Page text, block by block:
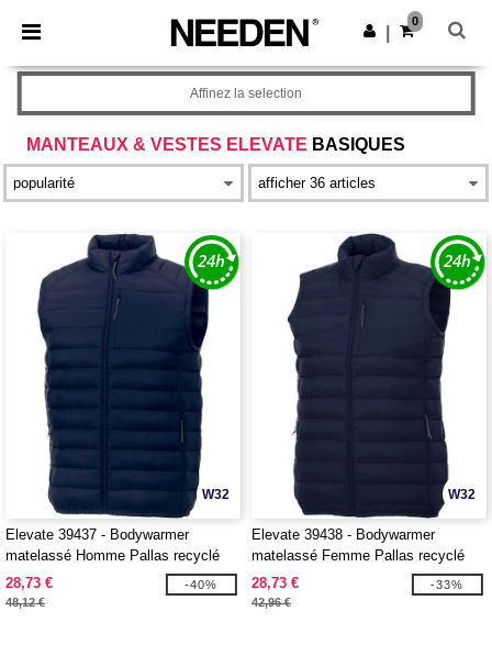
× Appli Needen
Meilleurs prix sur l’app !
Obtenir l'appli
0
MANTEAUX & VESTES ELEVATE BASIQUES
Affinez la selection
W32
Elevate 39437 - Bodywarmer
matelassé Homme Pallas recyclé
28,73 €
48,12 €
-40%
W32
Elevate 39438 - Bodywarmer
matelassé Femme Pallas recyclé
28,73 €
42,96 €
-33%